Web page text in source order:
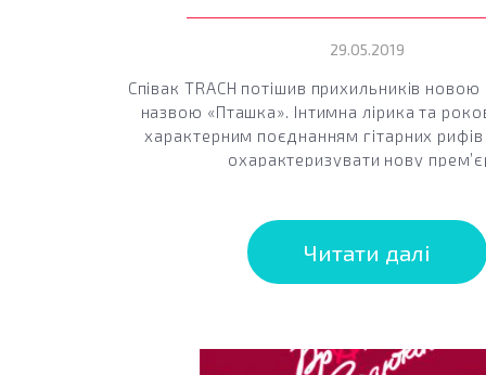
29.05.2019
Співак TRACH потішив прихильників
назвою «Пташка». Інтимна лірика та
характерним поєднанням гітарних
охарактеризувати нову
Читати далі